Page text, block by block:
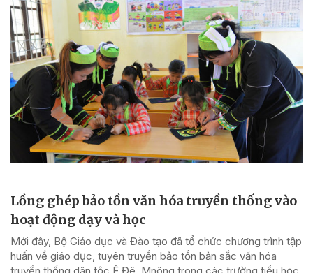
Lồng ghép bảo tồn văn hóa truyền thống vào
hoạt động dạy và học
Mới đây, Bộ Giáo dục và Đào tạo đã tổ chức chương trình tập
huấn về giáo dục, tuyên truyền bảo tồn bản sắc văn hóa